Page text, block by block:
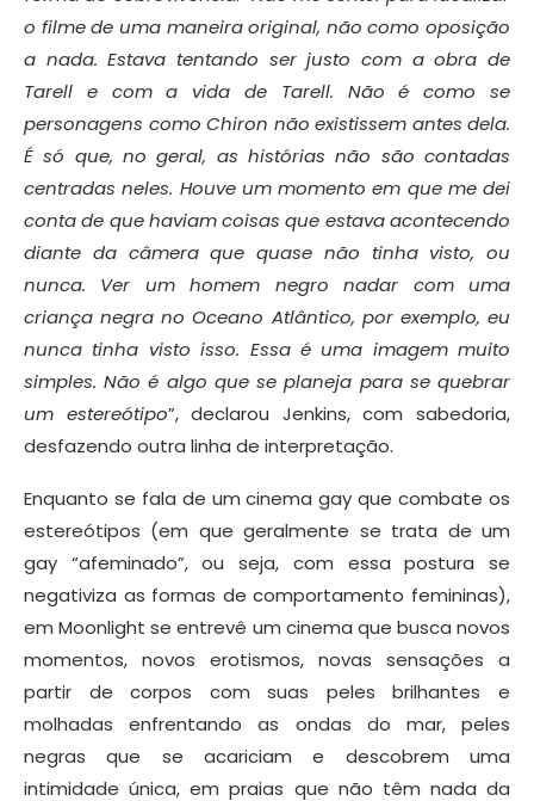
o filme de uma maneira original, não como oposição
a nada. Estava tentando ser justo com a obra de
Tarell e com a vida de Tarell. Não é como se
personagens como Chiron não existissem antes dela.
É só que, no geral, as histórias não são contadas
centradas neles. Houve um momento em que me dei
conta de que haviam coisas que estava acontecendo
diante da câmera que quase não tinha visto, ou
nunca. Ver um homem negronadar com uma
criança negra no Oceano Atlântico, por exemplo, eu
nunca tinha visto isso. Essa é uma imagem muito
simples. Não é algo que se planeja para se quebrar
um estereótipo”, declarou Jenkins, com sabedoria,
desfazendo outra linha de interpretação.
Enquanto se fala de um cinema gay que combate os
estereótipos (em que geralmente se trata de um
gay “afeminado”, ou seja, com essa postura se
negativiza as formas de comportamento femininas),
em Moonlight se entrevê um cinema que busca novos
momentos, novos erotismos, novas sensações a
partir de corpos com suas peles brilhantes e
molhadas enfrentando as ondas do mar, peles
negras que se acariciam e descobrem uma
intimidade única, em praias que não têm nada da